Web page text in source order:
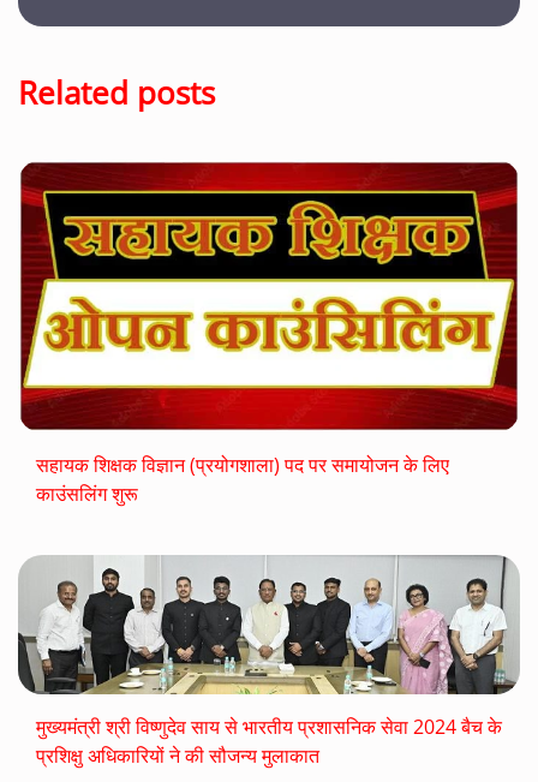
Related posts
सहायक शिक्षक विज्ञान (प्रयोगशाला) पद पर समायोजन के लिए
काउंसलिंग शुरू
मुख्यमंत्री श्री विष्णुदेव साय से भारतीय प्रशासनिक सेवा 2024 बैच के
प्रशिक्षु अधिकारियों ने की सौजन्य मुलाकात